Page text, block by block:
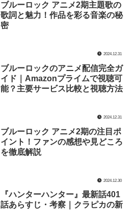
ブルーロック アニメ2期主題歌の
歌詞と魅力！作品を彩る音楽の秘
密
2024.12.31
ブルーロックのアニメ配信完全ガ
イド｜Amazonプライムで視聴可
能？主要サービス比較と視聴方法
2024.12.31
ブルーロック アニメ2期の注目ポ
イント！ファンの感想や見どころ
を徹底解説
2024.12.30
『ハンターハンター』最新話401
話あらすじ・考察｜クラピカの新